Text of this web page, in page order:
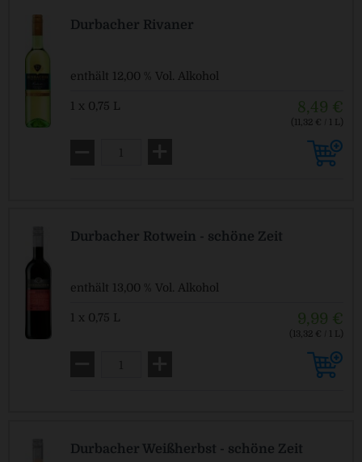
Durbacher Rivaner
enthält 12,00 % Vol. Alkohol
1 x 0,75 L 8,49 €
(11,32 € / 1 L)
Durbacher Rotwein - schöne Zeit
enthält 13,00 % Vol. Alkohol
1 x 0,75 L 9,99 €
(13,32 € / 1 L)
Durbacher Weißherbst - schöne Zeit